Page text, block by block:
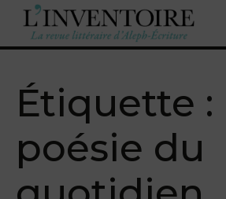
Étiquette :
poésie du